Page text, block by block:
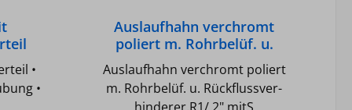
•
•
Auslaufhahn verchromt
poliert m. Rohrbelüf. u.
Rückflussver-
hinderer,R1/2" mitS
Auslaufhahn verchromt poliert
m. Rohrbelüf. u. Rückflussver-
hinderer,R1/ 2" mitS